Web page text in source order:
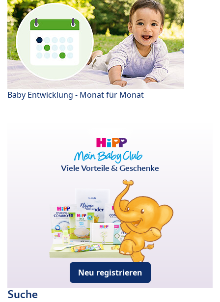
Baby Entwicklung - Monat für Monat
Viele Vorteile & Geschenke
Neu registrieren
Suche